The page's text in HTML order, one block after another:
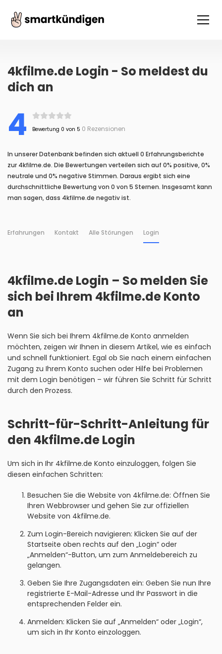
4kfilme.de Login - So meldest du
dich an
4 Bewertung 0 von 5 0 Rezensionen
In unserer Datenbank befinden sich aktuell 0 Erfahrungsberichte
zur 4kfilme.de. Die Bewertungen verteilen sich auf 0% positive, 0%
neutrale und 0% negative Stimmen. Daraus ergibt sich eine
durchschnittliche Bewertung von 0 von 5 Sternen. Insgesamt kann
man sagen, dass 4kfilme.de negativ ist.
Erfahrungen Kontakt Alle Störungen Login
4kfilme.de Login – So melden Sie
sich bei Ihrem 4kfilme.de Konto
an
Wenn Sie sich bei Ihrem 4kfilme.de Konto anmelden
möchten, zeigen wir Ihnen in diesem Artikel, wie es einfach
und schnell funktioniert. Egal ob Sie nach einem einfachen
Zugang zu Ihrem Konto suchen oder Hilfe bei Problemen
mit dem Login benötigen – wir führen Sie Schritt für Schritt
durch den Prozess.
Schritt-für-Schritt-Anleitung für
den 4kfilme.de Login
Um sich in Ihr 4kfilme.de Konto einzuloggen, folgen Sie
diesen einfachen Schritten:
Besuchen Sie die Website von 4kfilme.de: Öffnen Sie
Ihren Webbrowser und gehen Sie zur offiziellen
Website von 4kfilme.de.
Zum Login-Bereich navigieren: Klicken Sie auf der
Startseite oben rechts auf den „Login“ oder
„Anmelden“-Button, um zum Anmeldebereich zu
gelangen.
Geben Sie Ihre Zugangsdaten ein: Geben Sie nun Ihre
registrierte E-Mail-Adresse und Ihr Passwort in die
entsprechenden Felder ein.
Anmelden: Klicken Sie auf „Anmelden“ oder „Login“,
um sich in Ihr Konto einzologgen.